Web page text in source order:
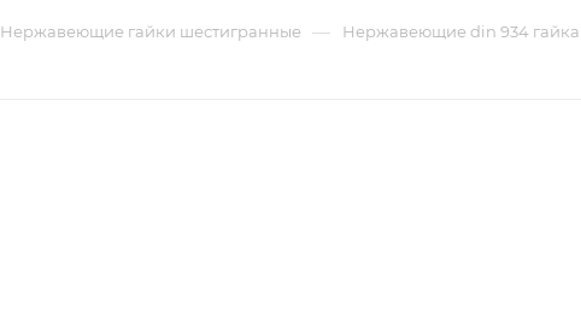
Нержавеющие гайки шестигранные — Нержавеющие din 934 гайка